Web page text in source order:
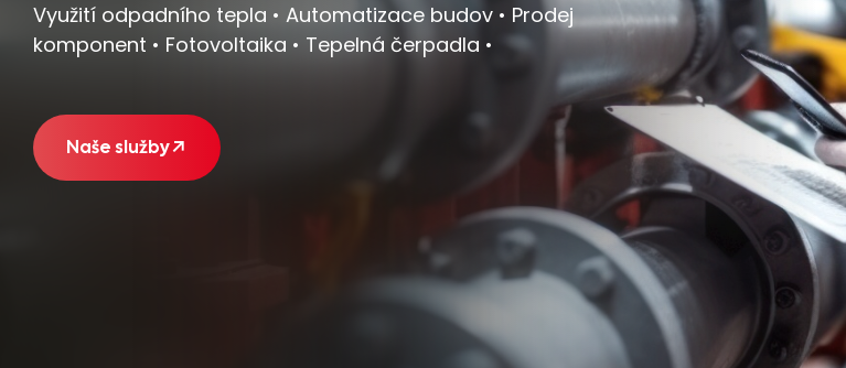
Využití odpadního tepla • Automatizace budov • Prodej
komponent • Fotovoltaika • Tepelná čerpadla •
Naše služby